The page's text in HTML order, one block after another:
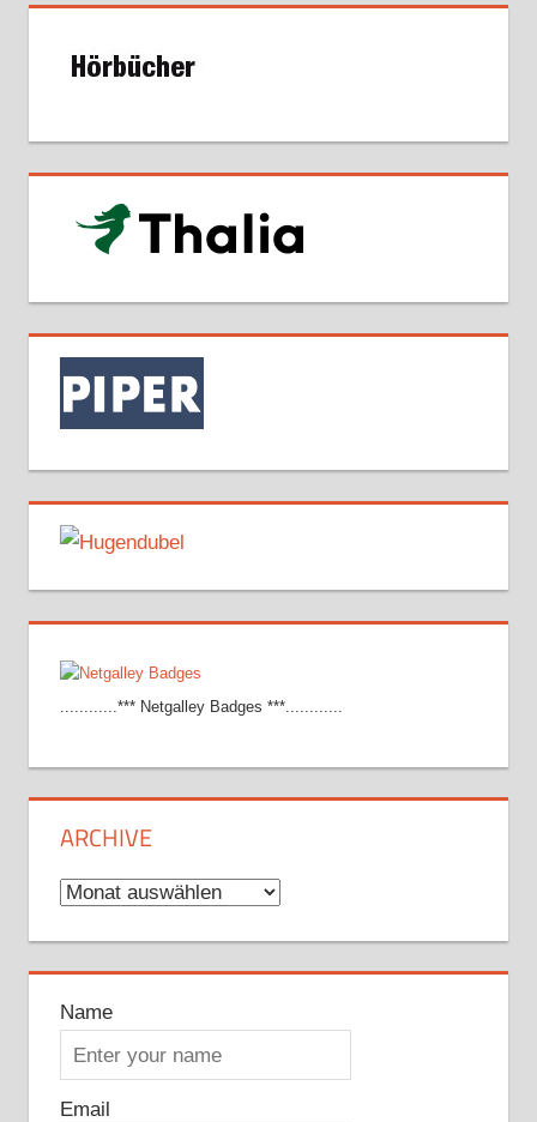
............*** Netgalley Badges ***............
ARCHIVE
Archive
Name
Email